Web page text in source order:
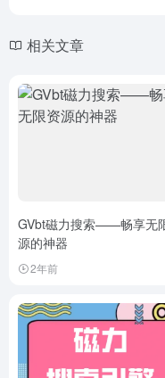
相关文章
GVbt磁力搜索——畅享无
源的神器
2年前